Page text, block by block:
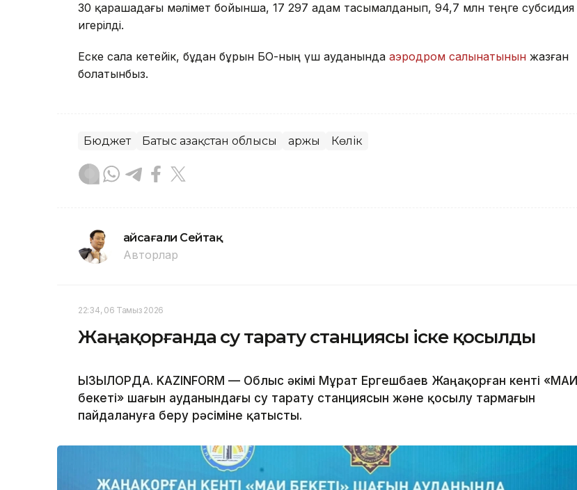
30 қарашадағы мәлімет бойынша, 17 297 адам тасымалданып, 94,7 млн теңге субсидия
игерілді.
Еске сала кетейік, бұдан бұрын БҚО-ның үш ауданында аэродром салынатынын жазған
болатынбыз.
Бюджет Батыс Қазақстан облысы Қаржы Көлік
Ғайсағали Сейтақ
Авторлар
22:34, 06 Тамыз 2026
Жаңақорғанда су тарату станциясы іске қосылды
ҚЫЗЫЛОРДА. KAZINFORM — Облыс әкімі Мұрат Ергешбаев Жаңақорған кенті «МАИ
бекеті» шағын ауданындағы су тарату станциясын және қосылу тармағын
пайдалануға беру рәсіміне қатысты.